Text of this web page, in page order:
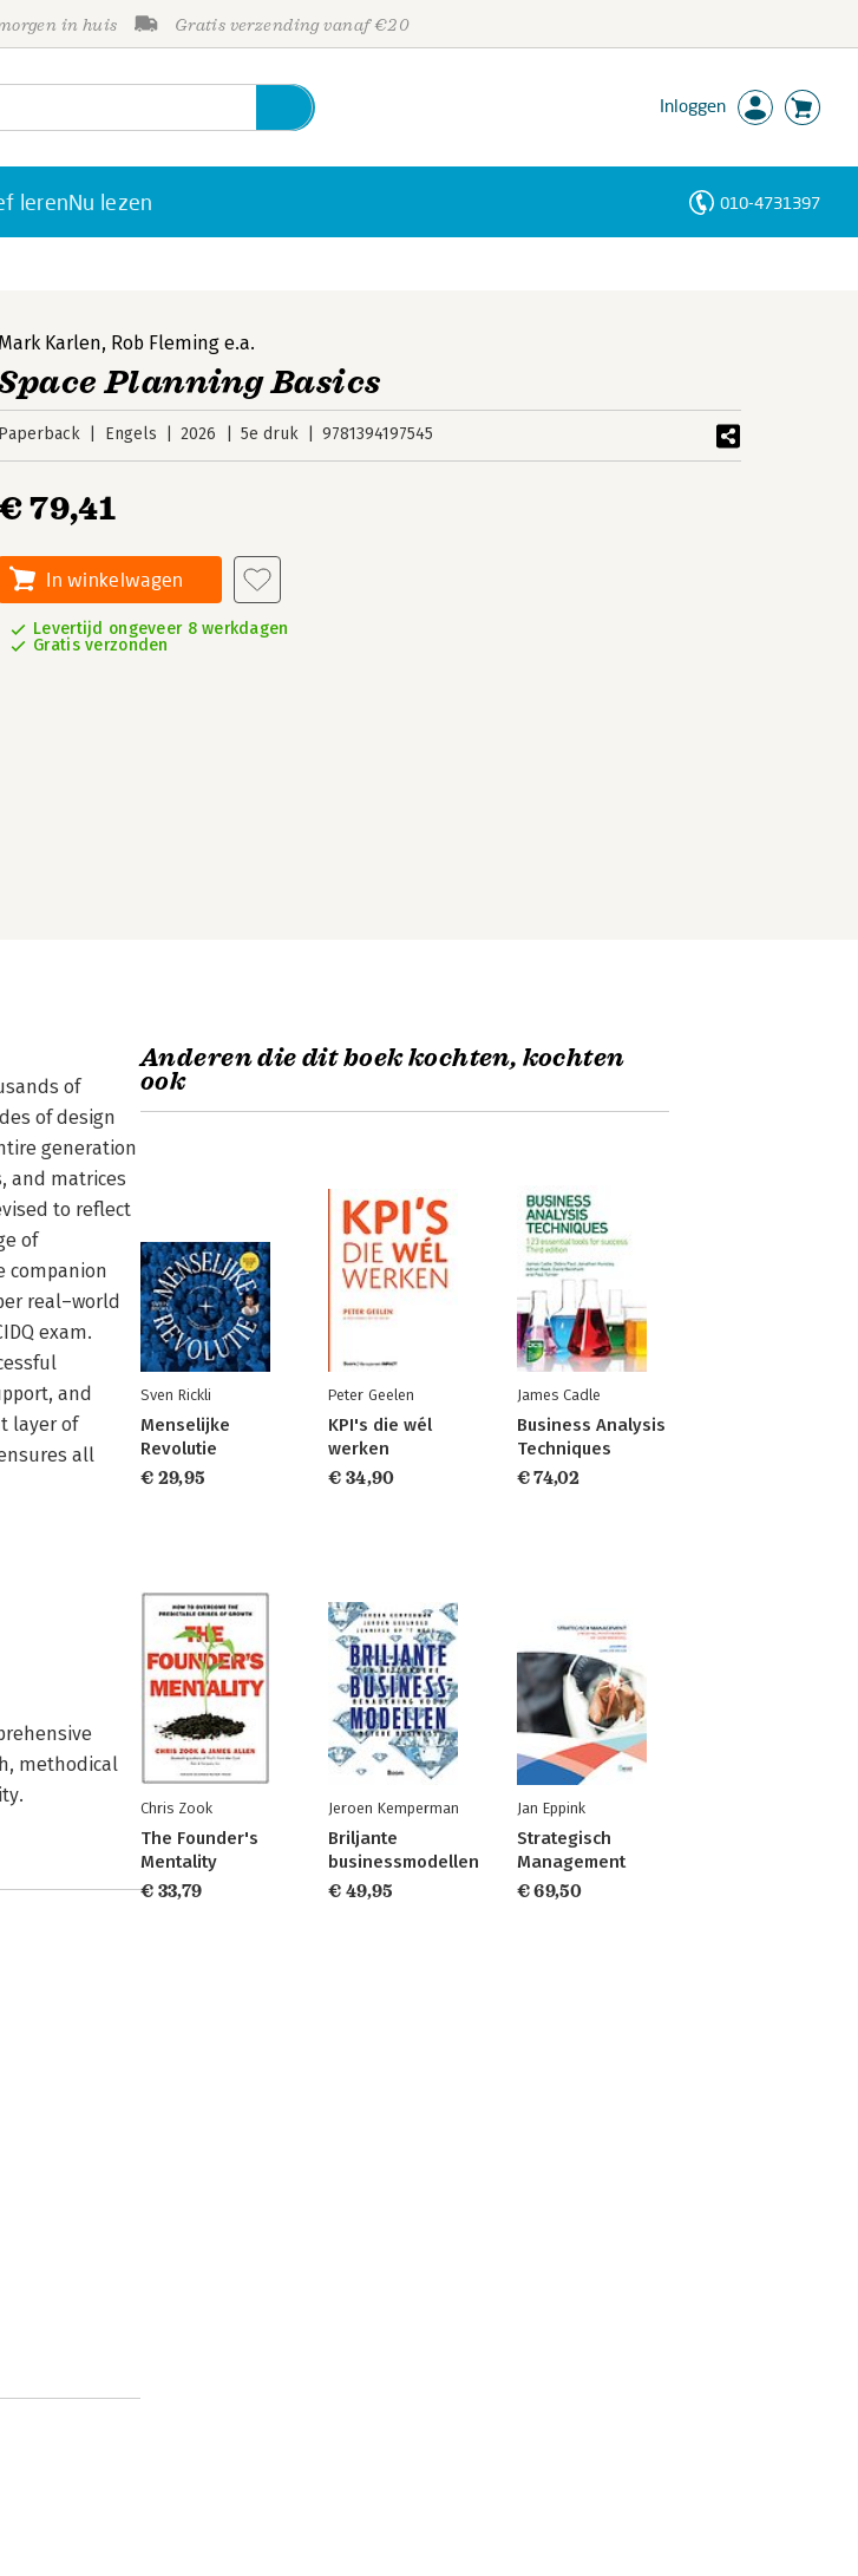
in huis Gratis verzending vanaf €20
Inloggen
lerenNu lezen 010-4731397
Mark Karlen, Rob Fleming e.a.
Planning Basics
Paperback Engels 2026 5e druk 9781394197545
€ 79,41
In winkelwagen
Levertijd ongeveer 8 werkdagen
Gratis verzonden
of
of design
generation
and matrices
to reflect
of
companion
real–world
exam.
and
layer of
all
methodical
Anderen die dit boek kochten, kochten
ook
Sven Rickli
Menselijke
Revolutie
€ 29,95
Peter Geelen
KPI's die wél
werken
€ 34,90
James Cadle
Business Analysis
Techniques
€ 74,02
Chris Zook
The Founder's
Mentality
€ 33,79
Jeroen Kemperman
Briljante
businessmodellen
€ 49,95
Jan Eppink
Strategisch
Management
€ 69,50
Personen